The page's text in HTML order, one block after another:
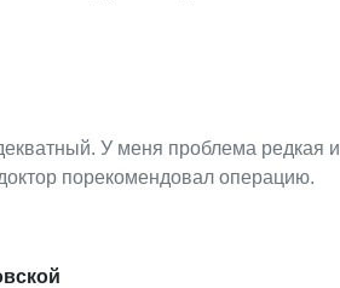
У меня проблема редкая
порекомендовал операцию.